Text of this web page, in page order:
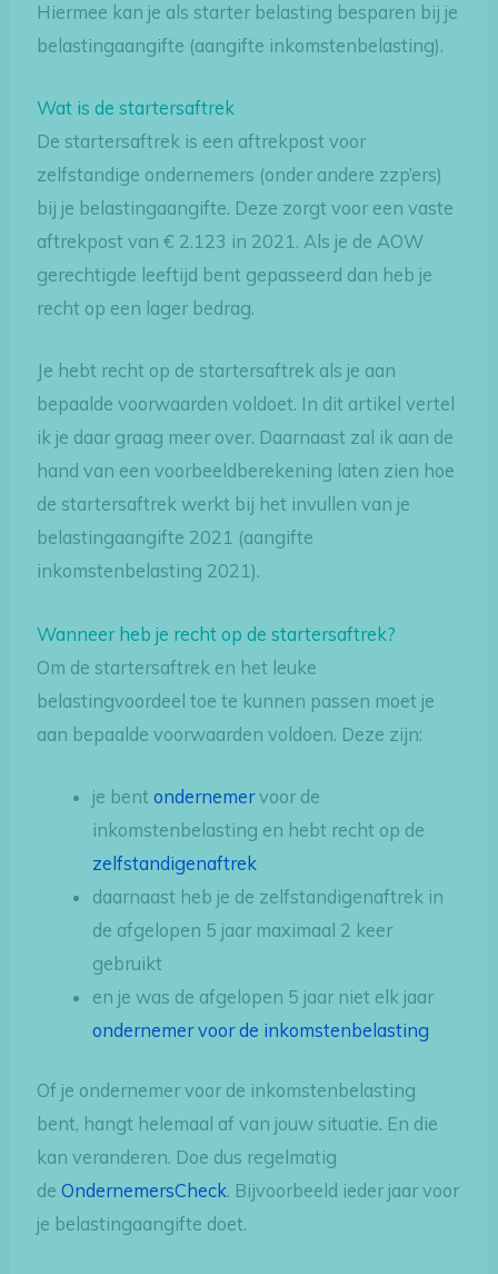
Hiermee kan je als starter belasting besparen bij je
belastingaangifte (aangifte inkomstenbelasting).
Wat is de startersaftrek
De startersaftrek is een aftrekpost voor
zelfstandige ondernemers (onder andere zzp’ers)
bij je belastingaangifte. Deze zorgt voor een vaste
aftrekpost van € 2.123 in 2021. Als je de AOW
gerechtigde leeftijd bent gepasseerd dan heb je
recht op een lager bedrag.
Je hebt recht op de startersaftrek als je aan
bepaalde voorwaarden voldoet. In dit artikel vertel
ik je daar graag meer over. Daarnaast zal ik aan de
hand van een voorbeeldberekening laten zien hoe
de startersaftrek werkt bij het invullen van je
belastingaangifte 2021 (aangifte
inkomstenbelasting 2021).
Wanneer heb je recht op de startersaftrek?
Om de startersaftrek en het leuke
belastingvoordeel toe te kunnen passen moet je
aan bepaalde voorwaarden voldoen. Deze zijn:
je bent ondernemervoor de
inkomstenbelasting en hebt recht op de
zelfstandigenaftrek
daarnaast heb je de zelfstandigenaftrek in
de afgelopen 5 jaar maximaal 2 keer
gebruikt
en je was de afgelopen 5 jaar niet elk jaar
ondernemer voor de inkomstenbelasting
Of je ondernemer voor de inkomstenbelasting
bent, hangt helemaal af van jouw situatie. En die
kan veranderen. Doe dus regelmatig
deOndernemersCheck. Bijvoorbeeld ieder jaar voor
je belastingaangifte doet.